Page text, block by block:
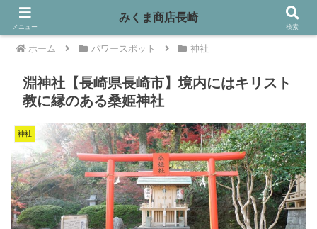
ホーム パワースポット 神社
淵神社【長崎県長崎市】境内にはキリスト
教に縁のある桑姫神社
神社
メニュー
みくま商店長崎
検索